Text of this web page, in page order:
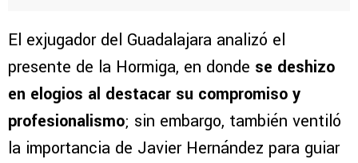
El exjugador del Guadalajara analizó el
presente de la Hormiga, en donde se deshizo
en elogios al destacar su compromiso y
profesionalismo; sin embargo, también ventiló
la importancia de Javier Hernández para guiar